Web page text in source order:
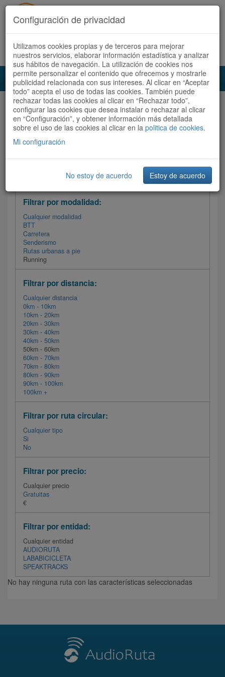
Acceder Registrate ahora Español | Català
Audioruta Todas las rutas
Todas las rutas Ordenar por:Más recientes
Filtrar las rutas
Filtrar por modalidad:
Cualquier modalidad
BTT
Carretera
Senderismo
Rutas urbanas a pie
Running
Filtrar por distancia:
Cualquier distancia
0km - 10km
10km - 20km
20km - 30km
30km - 40km
40km - 50km
50km - 60km
60km - 70km
70km - 80km
80km - 90km
90km - 100km
100km +
Filtrar por ruta circular:
Cualquier tipo
Si
No
Filtrar por precio:
Cualquier precio
Gratuitas
€
Filtrar por entidad:
Cualquier entidad
AUDIORUTA
LABABICICLETA
SPEAKTRACKS
No hay ninguna ruta con las características seleccionadas
Configuración de privacidad
Utilizamos cookies propias y de terceros para mejorar
nuestros servicios, elaborar información estadística y analizar
sus hábitos de navegación. La utilización de cookies nos
permite personalizar el contenido que ofrecemos y mostrarle
publicidad relacionada con sus intereses. Al clicar en “Aceptar
todo” acepta el uso de todas las cookies. También puede
rechazar todas las cookies al clicar en “Rechazar todo”,
configurar las cookies que desea instalar o rechazar al clicar
en “Configuración”, y obtener información más detallada
sobre el uso de las cookies al clicar en la politica de cookies.
Mi configuración
No estoy de acuerdo Estoy de acuerdo